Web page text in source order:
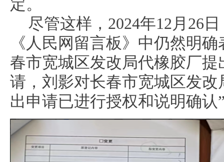
定。
尽管这样，2024年12月26
《人民网留言板》中仍然明
春市宽城区发改局代橡胶厂
请，刘影对长春市宽城区发
出申请已进行授权和说明确认